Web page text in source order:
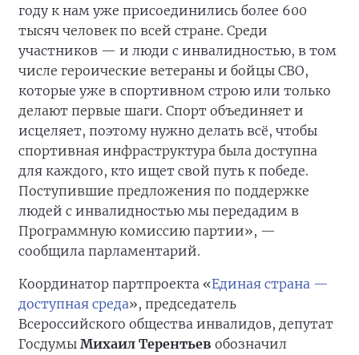
году к нам уже присоединились более 600
тысяч человек по всей стране. Среди
участников — и люди с инвалидностью, в том
числе героические ветераны и бойцы СВО,
которые уже в спортивном строю или только
делают первые шаги. Спорт объединяет и
исцеляет, поэтому нужно делать всё, чтобы
спортивная инфраструктура была доступна
для каждого, кто ищет свой путь к победе.
Поступившие предложения по поддержке
людей с инвалидностью мы передадим в
Программную комиссию партии», —
сообщила парламентарий.
Координатор партпроекта «Единая страна —
доступная среда», председатель
Всероссийского общества инвалидов, депутат
Госдумы Михаил Терентьев обозначил